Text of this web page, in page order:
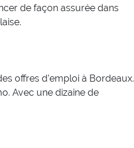
de façon assurée dans
offres d’emploi à Bordeaux.
Avec une dizaine de